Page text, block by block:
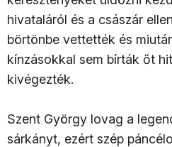
hivataláról és a császár
börtönbe vettették és
kínzásokkal sem bírták őt
kivégezték.
Szent György lovag a
sárkányt, ezért szép